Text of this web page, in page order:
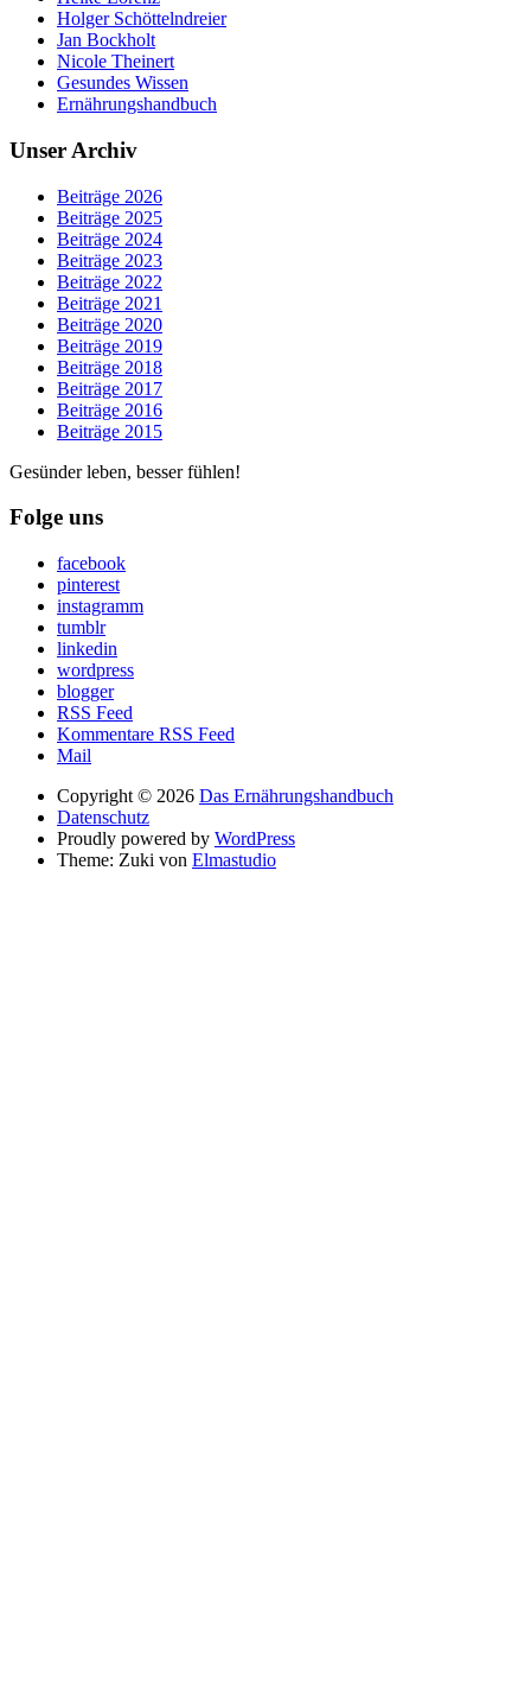
Holger Schöttelndreier
Jan Bockholt
Nicole Theinert
Gesundes Wissen
Ernährungshandbuch
Unser Archiv
Beiträge 2026
Beiträge 2025
Beiträge 2024
Beiträge 2023
Beiträge 2022
Beiträge 2021
Beiträge 2020
Beiträge 2019
Beiträge 2018
Beiträge 2017
Beiträge 2016
Beiträge 2015
Gesünder leben, besser fühlen!
Folge uns
facebook
pinterest
instagramm
tumblr
linkedin
wordpress
blogger
RSS Feed
Kommentare RSS Feed
Mail
Copyright © 2026 Das Ernährungshandbuch
Datenschutz
Proudly powered by WordPress
Theme: Zuki von Elmastudio